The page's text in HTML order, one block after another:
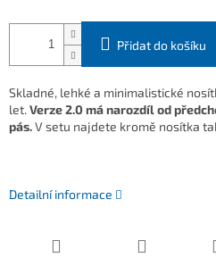
Přidat do košíku
Skladné, lehké a minimalistické
let. Verze 2.0 má narozdíl od
pás.V setu najdete kromě nosítka
Detailní informace